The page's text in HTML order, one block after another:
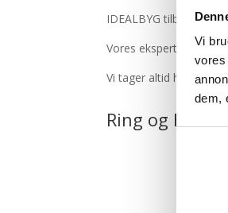
Vi
vores
dem,
IDEALBYG tilbyder
Vores ekspertise og
Vi tager altid hensyn
Ring og hør